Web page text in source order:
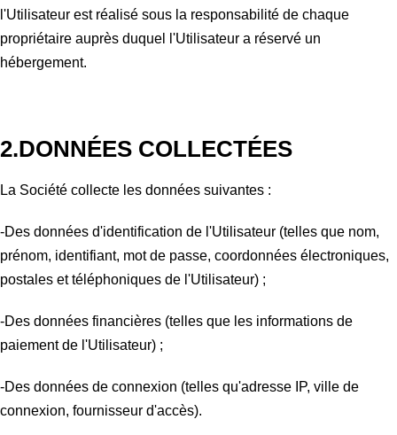
l'Utilisateur est réalisé sous la responsabilité de chaque
propriétaire auprès duquel l'Utilisateur a réservé un
hébergement.
2.DONNÉES COLLECTÉES
La Société collecte les données suivantes :
-Des données d'identification de l'Utilisateur (telles que nom,
prénom, identifiant, mot de passe, coordonnées électroniques,
postales et téléphoniques de l'Utilisateur) ;
-Des données financières (telles que les informations de
paiement de l'Utilisateur) ;
-Des données de connexion (telles qu'adresse IP, ville de
connexion, fournisseur d'accès).